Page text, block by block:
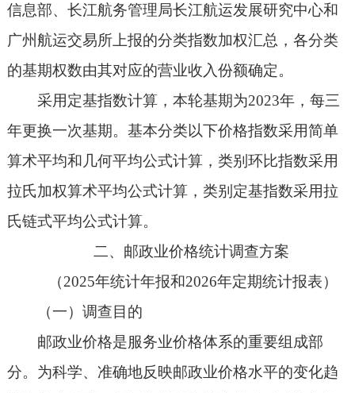
信息部、长江航务管理局长江航运发展研究中心和
广州航运交易所上报的分类指数加权汇总，各分类
的基期权数由其对应的营业收入份额确定。
采用定基指数计算，本轮基期为2023年，每三
年更换一次基期。基本分类以下价格指数采用简单
算术平均和几何平均公式计算，类别环比指数采用
拉氏加权算术平均公式计算，类别定基指数采用拉
氏链式平均公式计算。
二、邮政业价格统计调查方案
（2025年统计年报和2026年定期统计报表）
（一）调查目的
邮政业价格是服务业价格体系的重要组成部
分。为科学、准确地反映邮政业价格水平的变化趋